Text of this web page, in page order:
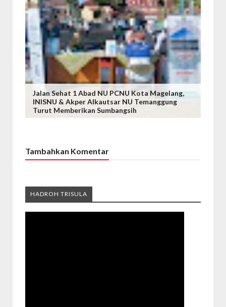
Jalan Sehat 1 Abad NU PCNU Kota Magelang,
INISNU & Akper Alkautsar NU Temanggung
Turut Memberikan Sumbangsih
Tambahkan Komentar
HADROH TRISULA